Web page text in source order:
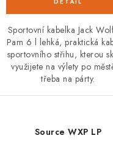
Sportovní kabelka Jack
Pam 6 l lehká, praktická
sportovního střihu, kterou
využijete na výlety po
třeba na párty.
Source WXP LP